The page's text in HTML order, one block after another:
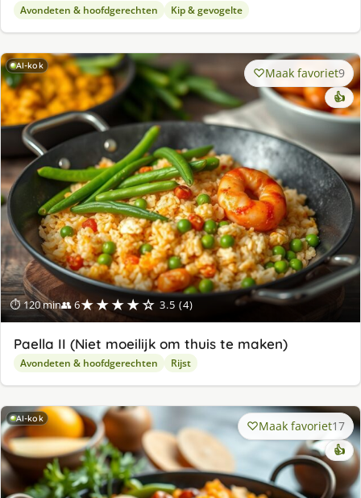
Avondeten & hoofdgerechten Kip & gevogelte
AI-kok
⏱ 120 min👥 6★★★★☆ 3.5 (4)
Maak favoriet9
👍
Paella II (Niet moeilijk om thuis te maken)
Avondeten & hoofdgerechten Rijst
AI-kok Maak favoriet17
👍